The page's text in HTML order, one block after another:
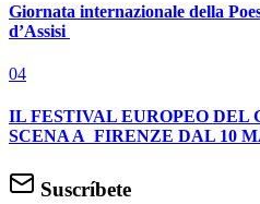
Giornata internazionale della
d’Assisi
04
IL FESTIVAL EUROPEO DEL
SCENA A FIRENZE DAL 10
Suscríbete